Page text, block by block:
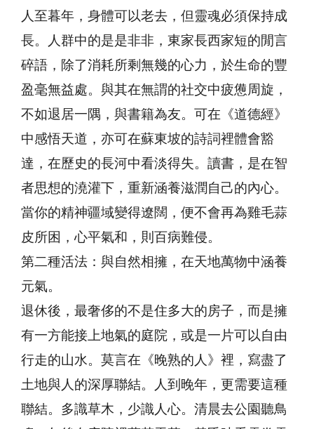
人至暮年，身體可以老去，但靈魂必須保持成
長。人群中的是是非非，東家長西家短的閒言
碎語，除了消耗所剩無幾的心力，於生命的豐
盈毫無益處。與其在無謂的社交中疲憊周旋，
不如退居一隅，與書籍為友。可在《道德經》
中感悟天道，亦可在蘇東坡的詩詞裡體會豁
達，在歷史的長河中看淡得失。讀書，是在智
者思想的澆灌下，重新涵養滋潤自己的內心。
當你的精神疆域變得遼闊，便不會再為雞毛蒜
皮所困，心平氣和，則百病難侵。
第二種活法：與自然相擁，在天地萬物中涵養
元氣。
退休後，最奢侈的不是住多大的房子，而是擁
有一方能接上地氣的庭院，或是一片可以自由
行走的山水。莫言在《晚熟的人》裡，寫盡了
土地與人的深厚聯結。人到晚年，更需要這種
聯結。多識草木，少識人心。清晨去公園聽鳥